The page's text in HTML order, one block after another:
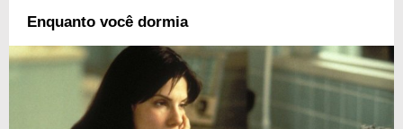
Enquanto você dormia